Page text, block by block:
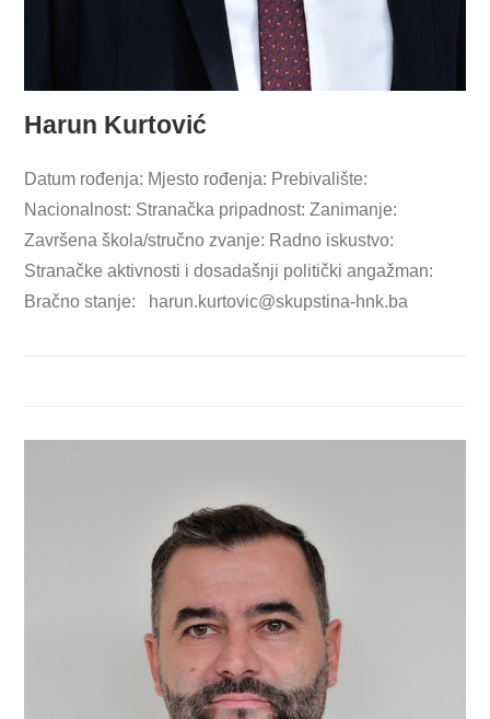
Harun Kurtović
Datum rođenja: Mjesto rođenja: Prebivalište:
Nacionalnost: Stranačka pripadnost: Zanimanje:
Završena škola/stručno zvanje: Radno iskustvo:
Stranačke aktivnosti i dosadašnji politički angažman:
Bračno stanje: harun.kurtovic@skupstina-hnk.ba